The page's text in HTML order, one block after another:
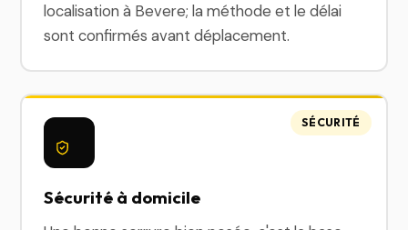
localisation à Bevere; la méthode et le délai
sont confirmés avant déplacement.
Sécurité à domicile
SÉCURITÉ